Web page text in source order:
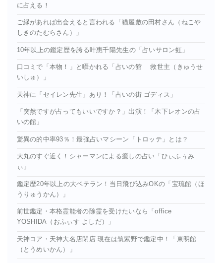
に占える！
ご縁があれば出会えると言われる「猫屋敷の田村さん（ねこや
しきのたむらさん）」
10年以上の鑑定歴を誇る叶惠千陽先生の「占いサロン虹」
口コミで「本物！」と囁かれる「占いの館 救世主（きゅうせ
いしゅ）」
天神に「セイレン先生」あり！「占いの街 ゴディス」
「突然ですが占ってもいいですか？」出演！「木下レオンの占
いの館」
驚異の的中率93％！最強占いマシーン「トロッテ」とは？
大丸のすぐ近く！シャーマンによる癒しの占い「ひぃふぅみ
ぃ」
鑑定歴20年以上の大ベテラン！当日飛び込みOKの「宝琉館（ほ
うりゅうかん）」
前世鑑定・本格霊能者の除霊を受けたいなら「office
YOSHIDA（おふぃす よしだ）」
天神コア・天神大名店閉店 現在は筑紫野で鑑定中！「東明館
（とうめいかん）」